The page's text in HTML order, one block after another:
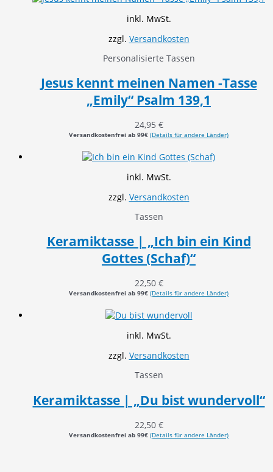
inkl. MwSt.
zzgl. Versandkosten
Personalisierte Tassen
Jesus kennt meinen Namen -Tasse
„Emily“ Psalm 139,1
24,95 €
Versandkostenfrei ab 99€ (Details für andere Länder)
inkl. MwSt.
zzgl. Versandkosten
Tassen
Keramiktasse | „Ich bin ein Kind
Gottes (Schaf)“
22,50 €
Versandkostenfrei ab 99€ (Details für andere Länder)
inkl. MwSt.
zzgl. Versandkosten
Tassen
Keramiktasse | „Du bist wundervoll“
22,50 €
Versandkostenfrei ab 99€ (Details für andere Länder)